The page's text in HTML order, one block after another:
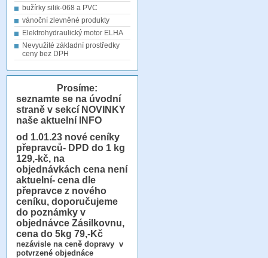
bužírky silik-068 a PVC
vánoční zlevněné produkty
Elektrohydraulický motor ELHA
Nevyužité základní prostředky
ceny bez DPH
Prosíme:
seznamte se na úvodní
straně v sekcí NOVINKY
naše aktuelní INFO
od 1.01.23 nové ceníky
přepravců- DPD do 1 kg
129,-kč, na
objednávkách cena není
aktuelní- cena dle
přepravce z nového
ceníku, doporučujeme
do poznámky v
objednávce Zásilkovnu,
cena do 5kg 79,-Kč
nezávisle na ceně dopravy v
potvrzené objednáce